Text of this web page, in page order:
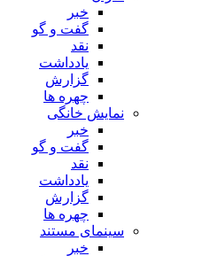
خبر
گفت و گو
نقد
یادداشت
گزارش
چهره ها
نمایش خانگی
خبر
گفت و گو
نقد
یادداشت
گزارش
چهره ها
سینمای مستند
خبر